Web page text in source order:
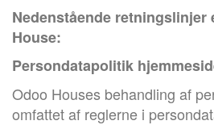
Nedenstående retningslinjer
House:
Persondatapolitik
Odoo Houses behandling af
omfattet af reglerne i